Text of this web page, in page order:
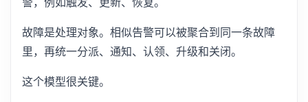
故障是处理对象。相似告警可以被聚合到同一条故障
里，再统一分派、通知、认领、升级和关闭。
这个模型很关键。